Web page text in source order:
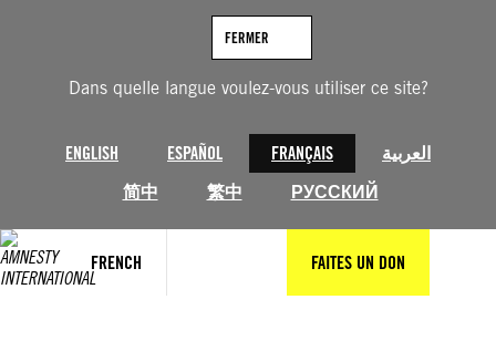
Dans quelle langue voulez-vous utiliser ce site?
ENGLISH ESPAÑOL FRANÇAIS
العربية
简中
繁中 РУССКИЙ
FERMER
FRENCH FAITES UN DON